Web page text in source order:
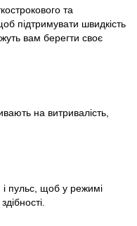
та
підтримувати швидкість
вам берегти своє
на витривалість,
і пульс, щоб у режимі